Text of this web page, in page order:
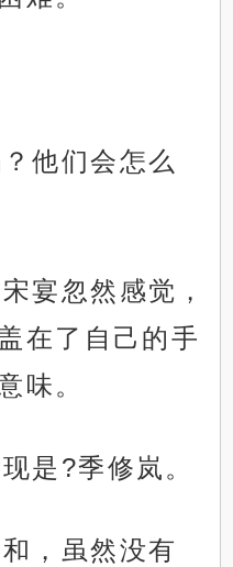
他们会怎么
宴忽然感觉，
在了自己的手
味。
是?季修岚。
，虽然没有